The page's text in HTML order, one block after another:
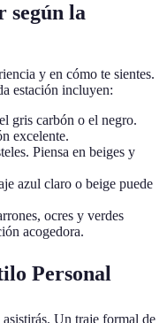
según la
y en cómo te sientes.
estación incluyen:
gris carbón o el negro.
excelente.
Piensa en beiges y
azul claro o beige puede
ocres y verdes
acogedora.
Personal
Un traje formal de